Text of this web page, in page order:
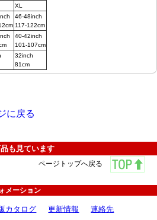
XL
46-48inch
117-122cm
40-42inch
101-107cm
32inch
81cm
に戻る
も見ています
ページトップへ戻る
メーション
カタログ 更新情報 連絡先